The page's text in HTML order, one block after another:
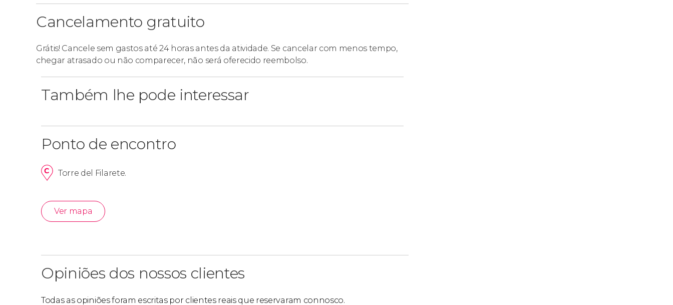
Cancelamento gratuito
Grátis! Cancele sem gastos até 24 horas antes da atividade. Se cancelar com menos tempo,
chegar atrasado ou não comparecer, não será oferecido reembolso.
Também lhe pode interessar
Ponto de encontro
Torre del Filarete.
Ver mapa
Opiniões dos nossos clientes
Todas as opiniões foram escritas por clientes reais que reservaram connosco.